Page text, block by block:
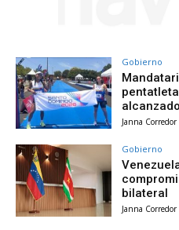
Gobierno
Janna Corredor
Gobierno
bilateral
Janna Corredor